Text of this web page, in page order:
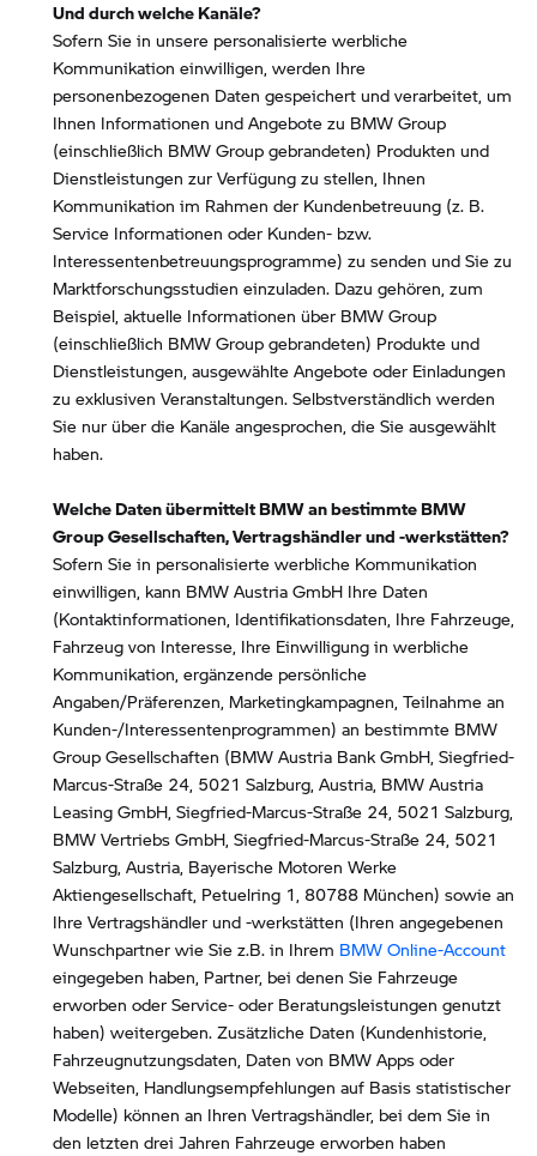
Und durch welche Kanäle?
Sofern Sie in unsere personalisierte werbliche
Kommunikation einwilligen, werden Ihre
personenbezogenen Daten gespeichert und verarbeitet, um
Ihnen Informationen und Angebote zu BMW Group
(einschließlich BMW Group gebrandeten) Produkten und
Dienstleistungen zur Verfügung zu stellen, Ihnen
Kommunikation im Rahmen der Kundenbetreuung (z. B.
Service Informationen oder Kunden- bzw.
Interessentenbetreuungsprogramme) zu senden und Sie zu
Marktforschungsstudien einzuladen. Dazu gehören, zum
Beispiel, aktuelle Informationen über BMW Group
(einschließlich BMW Group gebrandeten) Produkte und
Dienstleistungen, ausgewählte Angebote oder Einladungen
zu exklusiven Veranstaltungen. Selbstverständlich werden
Sie nur über die Kanäle angesprochen, die Sie ausgewählt
haben.
Welche Daten übermittelt BMW an bestimmte BMW
Group Gesellschaften, Vertragshändler und -werkstätten?
Sofern Sie in personalisierte werbliche Kommunikation
einwilligen, kann BMW Austria GmbH Ihre Daten
(Kontaktinformationen, Identifikationsdaten, Ihre Fahrzeuge,
Fahrzeug von Interesse, Ihre Einwilligung in werbliche
Kommunikation, ergänzende persönliche
Angaben/Präferenzen, Marketingkampagnen, Teilnahme an
Kunden-/Interessentenprogrammen) an bestimmte BMW
Group Gesellschaften (BMW Austria Bank GmbH, Siegfried-
Marcus-Straße 24, 5021 Salzburg, Austria, BMW Austria
Leasing GmbH, Siegfried-Marcus-Straße 24, 5021 Salzburg,
BMW Vertriebs GmbH, Siegfried-Marcus-Straße 24, 5021
Salzburg, Austria, Bayerische Motoren Werke
Aktiengesellschaft, Petuelring 1, 80788 München) sowie an
Ihre Vertragshändler und -werkstätten (Ihren angegebenen
Wunschpartner wie Sie z.B. in Ihrem BMW Online-Account
eingegeben haben, Partner, bei denen Sie Fahrzeuge
erworben oder Service- oder Beratungsleistungen genutzt
haben) weitergeben. Zusätzliche Daten (Kundenhistorie,
Fahrzeugnutzungsdaten, Daten von BMW Apps oder
Webseiten, Handlungsempfehlungen auf Basis statistischer
Modelle) können an Ihren Vertragshändler, bei dem Sie in
den letzten drei Jahren Fahrzeuge erworben haben